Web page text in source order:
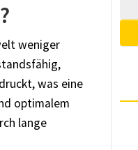
weniger
was eine
optimalem
lange